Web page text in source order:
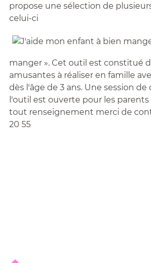
propose une sélection de
celui-ci
manger ». Cet outil est constitué
amusantes à réaliser en famille
dès l'âge de 3 ans. Une session
l'outil est ouverte pour les parents
tout renseignement merci de
20 55